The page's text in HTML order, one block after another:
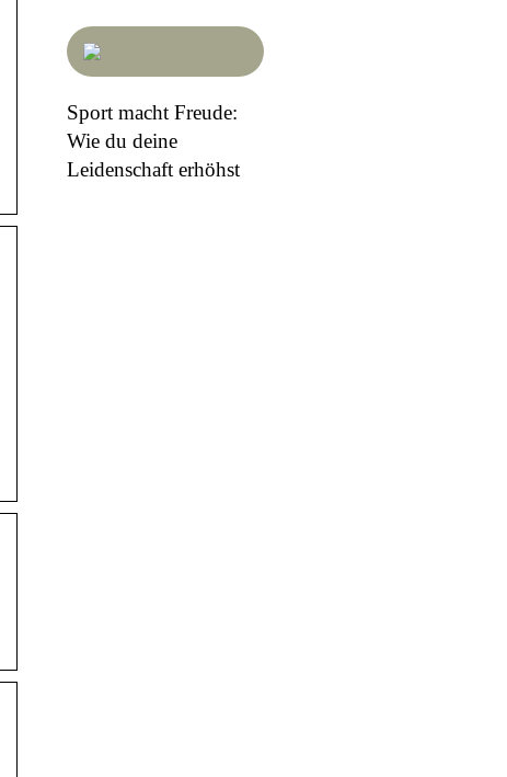
Sport macht Freude:
Wie du deine
Leidenschaft erhöhst